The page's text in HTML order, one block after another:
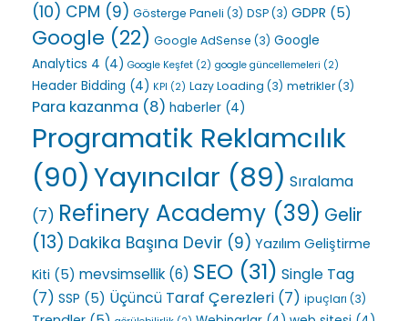
(10) CPM (9) Gösterge Paneli (3) DSP(3) GDPR (5)
Google (22) Google AdSense (3) Google
Analytics 4 (4) Google Keşfet (2) google güncellemeleri (2)
Header Bidding (4) KPI (2) Lazy Loading (3) metrikler(3)
Para kazanma (8) haberler (4)
Programatik Reklamcılık
(90)Yayıncılar (89) Sıralama
(7) Refinery Academy (39) Gelir
(13) Dakika Başına Devir (9) Yazılım Geliştirme
Kiti (5) mevsimsellik (6) SEO (31) Single Tag
(7) SSP (5) Üçüncü Taraf Çerezleri (7) ipuçları (3)